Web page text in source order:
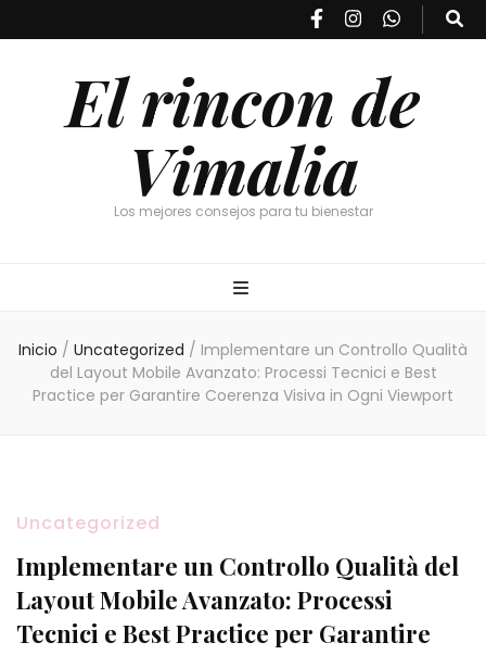
El rincon de
Vimalia
Los mejores consejos para tu bienestar
Inicio / Uncategorized / Implementare un Controllo Qualità
del Layout Mobile Avanzato: Processi Tecnici e Best
Practice per Garantire Coerenza Visiva in Ogni Viewport
Uncategorized
Implementare un Controllo Qualità del
Layout Mobile Avanzato: Processi
Tecnici e Best Practice per Garantire